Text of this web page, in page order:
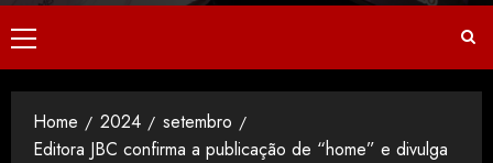
Home 2024
setembro
Editora JBC confirma a publicação de “home” e divulga